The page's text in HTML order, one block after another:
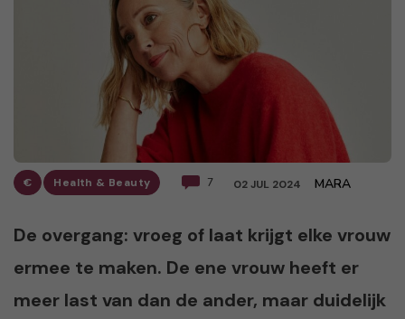
€ Health & Beauty 7 02 JUL 2024 MARA
De overgang: vroeg of laat krijgt elke vrouw
ermee te maken. De ene vrouw heeft er
meer last van dan de ander, maar duidelijk